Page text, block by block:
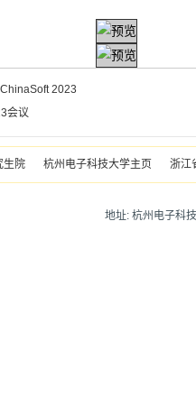
2023
会议
生院 杭州电子科技大学主页 浙江
地址: 杭州电子科